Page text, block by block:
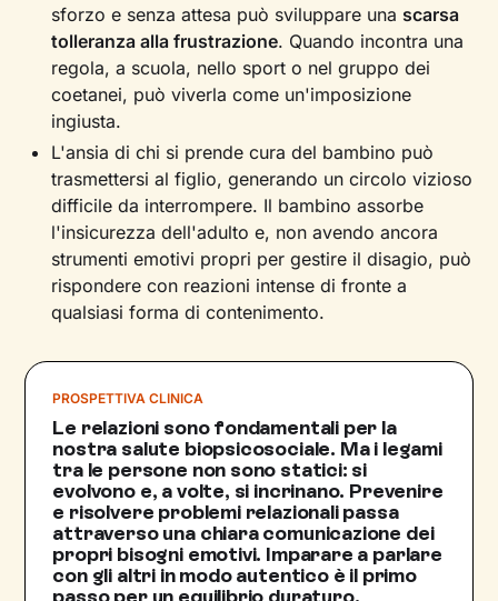
sforzo e senza attesa può sviluppare una scarsa
tolleranza alla frustrazione. Quando incontra una
regola, a scuola, nello sport o nel gruppo dei
coetanei, può viverla come un'imposizione
ingiusta.
L'ansia di chi si prende cura del bambino può
trasmettersi al figlio, generando un circolo vizioso
difficile da interrompere. Il bambino assorbe
l'insicurezza dell'adulto e, non avendo ancora
strumenti emotivi propri per gestire il disagio, può
rispondere con reazioni intense di fronte a
qualsiasi forma di contenimento.
PROSPETTIVA CLINICA
Le relazioni sono fondamentali per la
nostra salute biopsicosociale. Ma i legami
tra le persone non sono statici: si
evolvono e, a volte, si incrinano. Prevenire
e risolvere problemi relazionali passa
attraverso una chiara comunicazione dei
propri bisogni emotivi. Imparare a parlare
con gli altri in modo autentico è il primo